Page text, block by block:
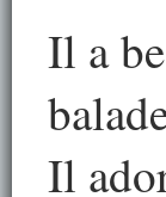
Il a
Il